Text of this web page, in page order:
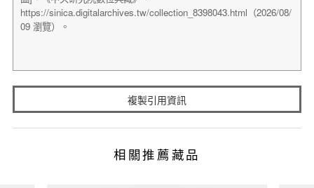
複製引用資訊
相關推薦藏品